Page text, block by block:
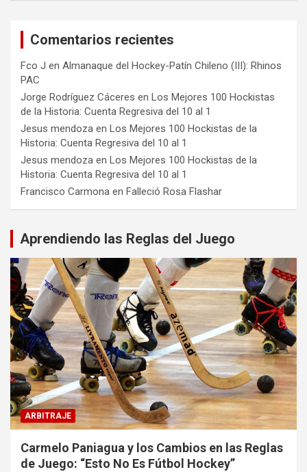
Comentarios recientes
Fco J en Almanaque del Hockey-Patín Chileno (III): Rhinos
PAC
Jorge Rodríguez Cáceres en Los Mejores 100 Hockistas
de la Historia: Cuenta Regresiva del 10 al 1
Jesus mendoza en Los Mejores 100 Hockistas de la
Historia: Cuenta Regresiva del 10 al 1
Jesus mendoza en Los Mejores 100 Hockistas de la
Historia: Cuenta Regresiva del 10 al 1
Francisco Carmona en Falleció Rosa Flashar
Aprendiendo las Reglas del Juego
ARBITRAJE
Carmelo Paniagua y los Cambios en las Reglas
de Juego: “Esto No Es Fútbol Hockey”